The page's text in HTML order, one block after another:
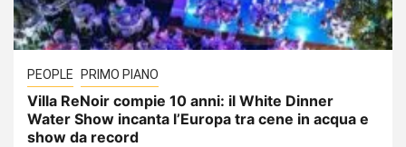
PEOPLE PRIMO PIANO
Villa ReNoir compie 10 anni: il White Dinner
Water Show incanta l’Europa tra cene in acqua e
show da record